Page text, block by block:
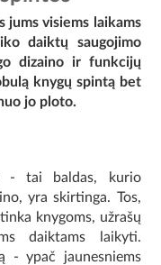
jums visiems laikams
daiktų saugojimo
dizaino ir funkcijų
knygų spintą bet
jo ploto.
- tai baldas, kurio
yra skirtinga. Tos,
knygoms, užrašų
daiktams laikyti.
- ypač jaunesniems